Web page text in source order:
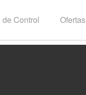
de Control Ofertas